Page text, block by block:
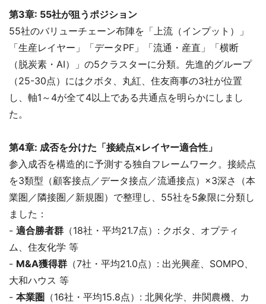
第3章: 55社が狙うポジション
55社のバリューチェーン布陣を「上流（インプット）」
「生産レイヤー」「データPF」「流通・産直」「横断
（脱炭素・AI）」の5クラスターに分類。先進的グループ
（25-30点）にはクボタ、丸紅、住友商事の3社が位置
し、軸1～4が全て4以上である共通点を明らかにしまし
た。
第4章: 成否を分けた「接続点×レイヤー適合性」
参入成否を構造的に予測する独自フレームワーク。接続点
を3類型（顧客接点／データ接点／流通接点）×3深さ（本
業圏／隣接圏／新規圏）で整理し、55社を5象限に分類し
ました：
- 適合勝者群 （18社・平均21.7点）: クボタ、オプティ
ム、住友化学 等
- M&A獲得群 （7社・平均21.0点）: 出光興産、SOMPO、
大和ハウス 等
- 本業圏 （16社・平均15.8点）: 北興化学、井関農機、カ